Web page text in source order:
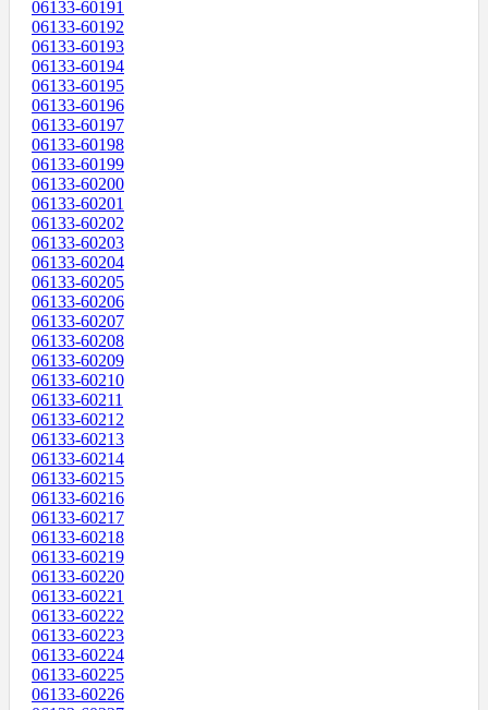
06133-60191
06133-60192
06133-60193
06133-60194
06133-60195
06133-60196
06133-60197
06133-60198
06133-60199
06133-60200
06133-60201
06133-60202
06133-60203
06133-60204
06133-60205
06133-60206
06133-60207
06133-60208
06133-60209
06133-60210
06133-60211
06133-60212
06133-60213
06133-60214
06133-60215
06133-60216
06133-60217
06133-60218
06133-60219
06133-60220
06133-60221
06133-60222
06133-60223
06133-60224
06133-60225
06133-60226